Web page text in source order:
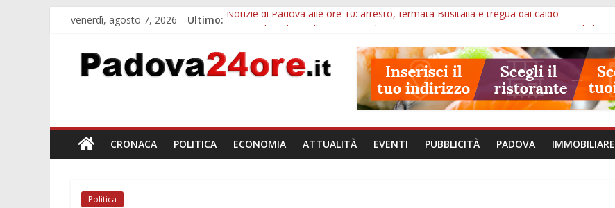
venerdì, agosto 7, 2026 Ultimo: Notizie di Padova alle ore 10: arresto, fermata Busitalia e tregua dal caldo
Bando sicurezza urbana Veneto: 650mila euro per Comuni e Polizie locali
Sicurezza esodo estivo Padova: più controlli su strade, stazioni e treni
Bonus trasporto pubblico Veneto: 200 euro per l’abbonamento annuale
CRONACA POLITICA ECONOMIA ATTUALITÀ EVENTI PUBBLICITÀ PADOVA IMMOBILIARE
Politica